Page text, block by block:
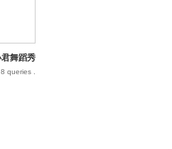
舞蹈秀
queries .